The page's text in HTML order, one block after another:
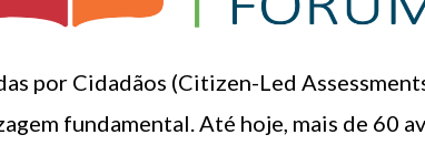
por Cidadãos (Citizen-Led
fundamental. Até hoje, mais de 60